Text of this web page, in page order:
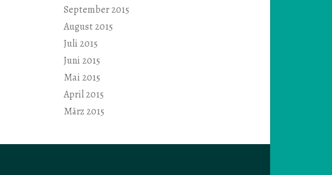
September 2015
August 2015
Juli 2015
Juni 2015
Mai 2015
April 2015
März 2015